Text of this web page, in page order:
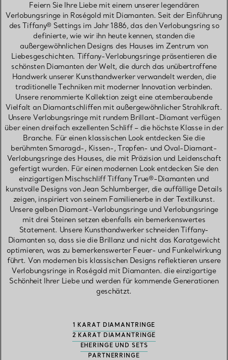
Feiern Sie Ihre Liebe mit einem unserer legendären
Verlobungsringe in Roségold mit Diamanten. Seit der Einführung
des Tiffany® Settings im Jahr 1886, das den Verlobungsring so
definierte, wie wir ihn heute kennen, standen die
außergewöhnlichen Designs des Hauses im Zentrum von
Liebesgeschichten. Tiffany-Verlobungsringe präsentieren die
schönsten Diamanten der Welt, die durch das unübertroffene
Handwerk unserer Kunsthandwerker verwandelt werden, die
traditionelle Techniken mit moderner Innovation verbinden.
Unsere renommierte Kollektion zeigt eine atemberaubende
Vielfalt an Diamantschliffen mit außergewöhnlicher Strahlkraft.
Unsere Verlobungsringe mit rundem Brillant-Diamant verfügen
über einen dreifach exzellenten Schliff – die höchste Klasse in der
Branche. Für einen klassischen Look entdecken Sie die
berühmten Smaragd-, Kissen-, Tropfen- und Oval-Diamant-
Verlobungsringe des Hauses, die mit Präzision und Leidenschaft
gefertigt wurden. Für einen modernen Look entdecken Sie den
einzigartigen Mischschliff Tiffany True®-Diamanten und
kunstvolle Designs von Jean Schlumberger, die auffällige Details
zeigen, inspiriert von seinem Familienerbe in der Textilkunst.
Unsere gelben Diamant-Verlobungsringe und Verlobungsringe
mit drei Steinen setzen ebenfalls ein bemerkenswertes
Statement. Unsere Kunsthandwerker schneiden Tiffany-
Diamanten so, dass sie die Brillanz und nicht das Karatgewicht
optimieren, was zu bemerkenswerter Feuer- und Funkelwirkung
führt. Von modernen bis klassischen Designs reflektieren unsere
Verlobungsringe in Roségold mit Diamanten. die einzigartige
Schönheit Ihrer Liebe und werden für kommende Generationen
geschätzt.
1 KARAT DIAMANTRINGE
2 KARAT DIAMANTRINGE
EHERINGE UND SETS
PARTNERRINGE